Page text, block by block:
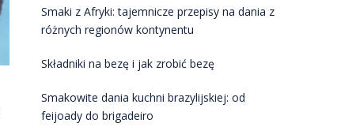
Smaki z Afryki: tajemnicze przepisy na dania z
różnych regionów kontynentu
Składniki na bezę i jak zrobić bezę
Smakowite dania kuchni brazylijskiej: od
feijoady do brigadeiro